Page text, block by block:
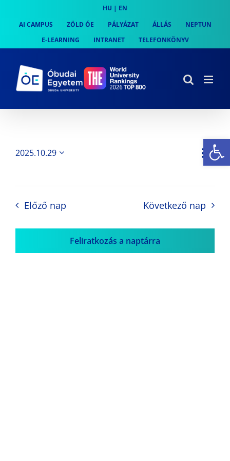
content
HU | EN
AI CAMPUS
ZÖLD ÓE PÁLYÁZAT ÁLLÁS
NEPTUN
E-LEARNING
INTRANET TELEFONKÖNYV
Nap
2025.10.29
Előző nap Következő nap
Feliratkozás a naptárra